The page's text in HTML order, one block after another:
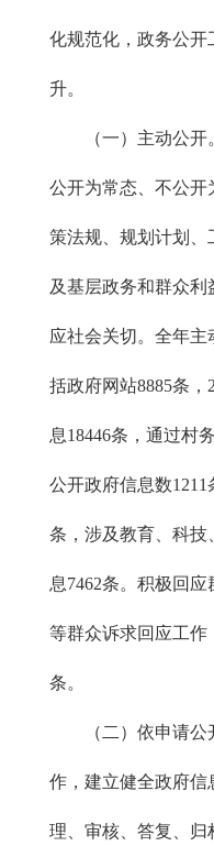
化规范化，政务公开
升。
（一）主动公
公开为常态、不公开
策法规、规划计划、
及基层政务和群众利
应社会关切。全年主
括政府网站8885条
息18446条，通过村
公开政府信息数
条，涉及教育、科技
息7462条。积极回
等群众诉求回应工作
条。
（二）依申请
作，建立健全政府信
理、审核、答复、归